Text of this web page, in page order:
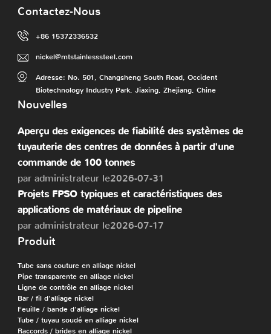
Contactez-Nous
+86 15372336532
nickel@mtstainlesssteel.com
Adresse: No. 501, Changsheng South Road, Occident
Biotechnology Industry Park, Jiaxing, Zhejiang, Chine
Nouvelles
Aperçu des exigences de fiabilité des systèmes de
tuyauterie des centres de données à partir d'une
commande de 100 tonnes
par administrateur le2026-07-31
Projets FPSO typiques et caractéristiques des
applications de matériaux de pipeline
par administrateur le2026-07-17
Produit
Tube sans couture en alliage nickel
Pipe transparente en alliage nickel
Ligne de contrôle en alliage nickel
Bar / fil d'alliage nickel
Feuille / bande d'alliage nickel
Tube / tuyau soudé en alliage nickel
Raccords / brides en alliage nickel